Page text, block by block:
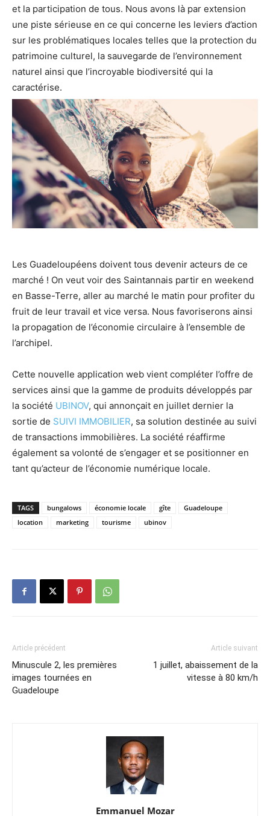
et la participation de tous. Nous avons là par extension
une piste sérieuse en ce qui concerne les leviers d’action
sur les problématiques locales telles que la protection du
patrimoine culturel, la sauvegarde de l’environnement
naturel ainsi que l’incroyable biodiversité qui la
caractérise.
Les Guadeloupéens doivent tous devenir acteurs de ce
marché ! On veut voir des Saintannais partir en weekend
en Basse-Terre, aller au marché le matin pour profiter du
fruit de leur travail et vice versa. Nous favoriserons ainsi
la propagation de l’économie circulaire à l’ensemble de
l’archipel.
Cette nouvelle application web vient compléter l’offre de
services ainsi que la gamme de produits développés par
la société UBINOV, qui annonçait en juillet dernier la
sortie de SUIVI IMMOBILIER, sa solution destinée au suivi
de transactions immobilières. La société réaffirme
également sa volonté de s’engager et se positionner en
tant qu’acteur de l’économie numérique locale.
TAGS bungalows économie locale gîte
Guadeloupe
location
marketing tourisme ubinov
Article précédent
Minuscule 2, les premières
images tournées en
Guadeloupe
Article suivant
1 juillet, abaissement de la
vitesse à 80 km/h
Emmanuel Mozar